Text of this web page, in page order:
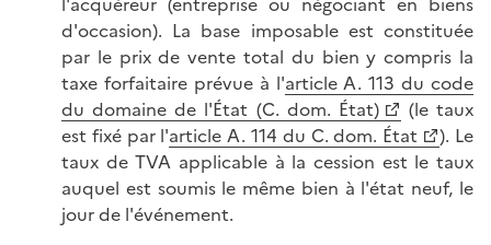
d'occasion). La base imposable est constituée
par le prix de vente total du bien y compris la
taxe forfaitaire prévue à l'article A. 113 du code
du domaine de l'État (C. dom. État)
(le taux
est fixé par l'article A. 114 du C. dom. État
). Le
taux de TVA applicable à la cession est le taux
auquel est soumis le même bien à l'état neuf, le
jour de l'événement.